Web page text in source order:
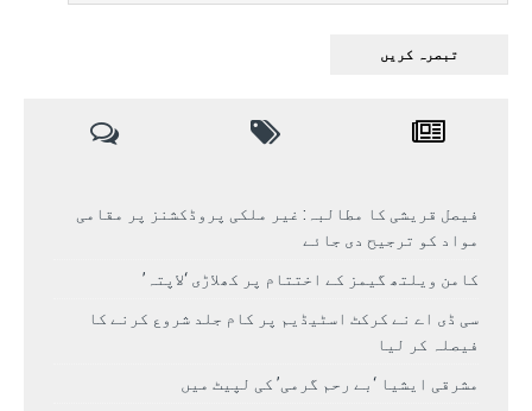
فیصل قریشی کا مطالبہ: غیر ملکی پروڈکشنز پر مقامی
مواد کو ترجیح دی جائے
کامن ویلتھ گیمز کے اختتام پر کھلاڑی ‘لاپتہ’
سی ڈی اے نے کرکٹ اسٹیڈیم پر کام جلد شروع کرنے کا
فیصلہ کر لیا
مشرقی ایشیا ‘بے رحم گرمی’ کی لپیٹ میں